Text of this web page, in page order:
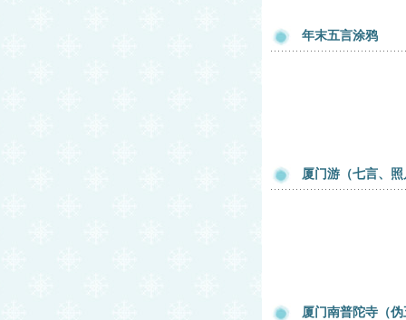
年末五言涂鸦
厦门游（七言、照
厦门南普陀寺（